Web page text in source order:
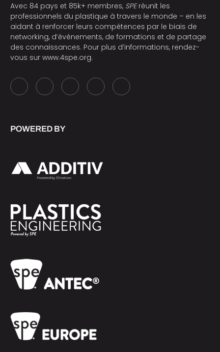
Avec 84 pays et 85k+ membres, SPEréunit les
professionnels du plastique à travers le monde – en les
aidant à renforcer leurs compétences par le biais de
networking, d’événements, de formations et de partage
des connaissances. Pour plus d’informations, rendez-
vous sur www.4spe.org.
POWERED BY